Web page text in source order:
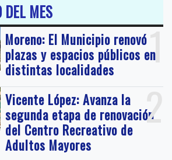
DEL MES
1
Moreno: El Municipio renovó
plazas y espacios públicos en
distintas localidades
2
Vicente López: Avanza la
segunda etapa de renovación
del Centro Recreativo de
Adultos Mayores